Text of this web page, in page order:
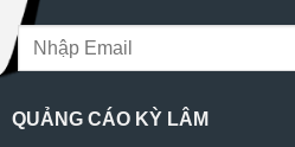
QUẢNG CÁO KỲ LÂM